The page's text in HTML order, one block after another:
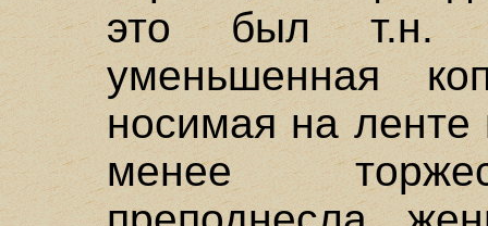
это был т.н.
уменьшенная
носимая на ленте
менее